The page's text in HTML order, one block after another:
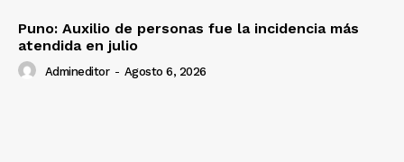
Puno: Auxilio de personas fue la incidencia más
atendida en julio
Admineditor - Agosto 6, 2026